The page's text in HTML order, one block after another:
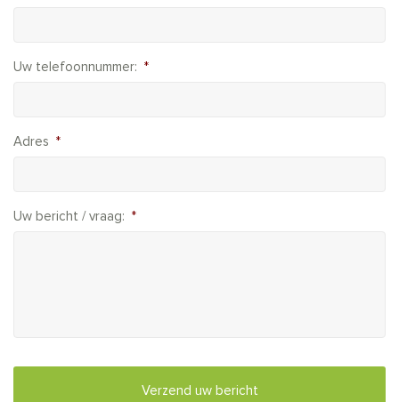
Uw telefoonnummer: *
Adres *
Uw bericht / vraag: *